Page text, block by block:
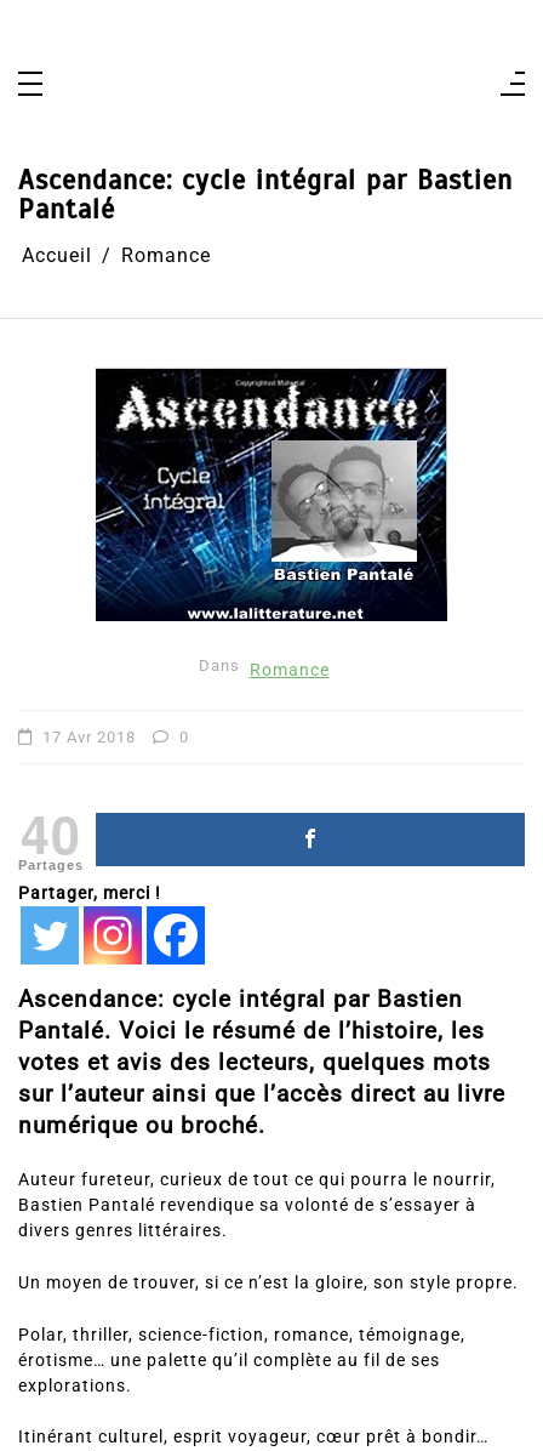
Ascendance: cycle intégral par Bastien
Pantalé
Accueil Romance
Dans Romance
17 Avr 2018 0
40
Partages
Partager, merci !
Ascendance: cycle intégral par Bastien
Pantalé. Voici le résumé de l’histoire, les
votes et avis des lecteurs, quelques mots
sur l’auteur ainsi que l’accès direct au livre
numérique ou broché.
Auteur fureteur, curieux de tout ce qui pourra le nourrir,
Bastien Pantalé revendique sa volonté de s’essayer à
divers genres littéraires.
Un moyen de trouver, si ce n’est la gloire, son style propre.
Polar, thriller, science-fiction, romance, témoignage,
érotisme… une palette qu’il complète au fil de ses
explorations.
Itinérant culturel, esprit voyageur, cœur prêt à bondir…